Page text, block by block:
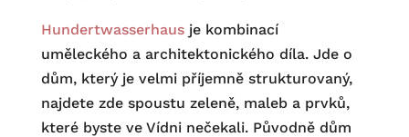
Hundertwasserhausje kombinací
uměleckého a architektonického díla. Jde o
dům, který je velmi příjemně strukturovaný,
najdete zde spoustu zeleně, maleb a prvků,
které byste ve Vídni nečekali. Původně dům